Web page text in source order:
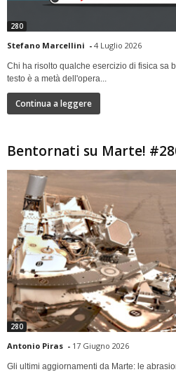
280
Stefano Marcellini - 4 Luglio 2026
Chi ha risolto qualche esercizio di fisica sa
testo è a metà dell'opera...
Continua a leggere
Bentornati su Marte!
280
Antonio Piras - 17 Giugno 2026
Gli ultimi aggiornamenti da Marte: le